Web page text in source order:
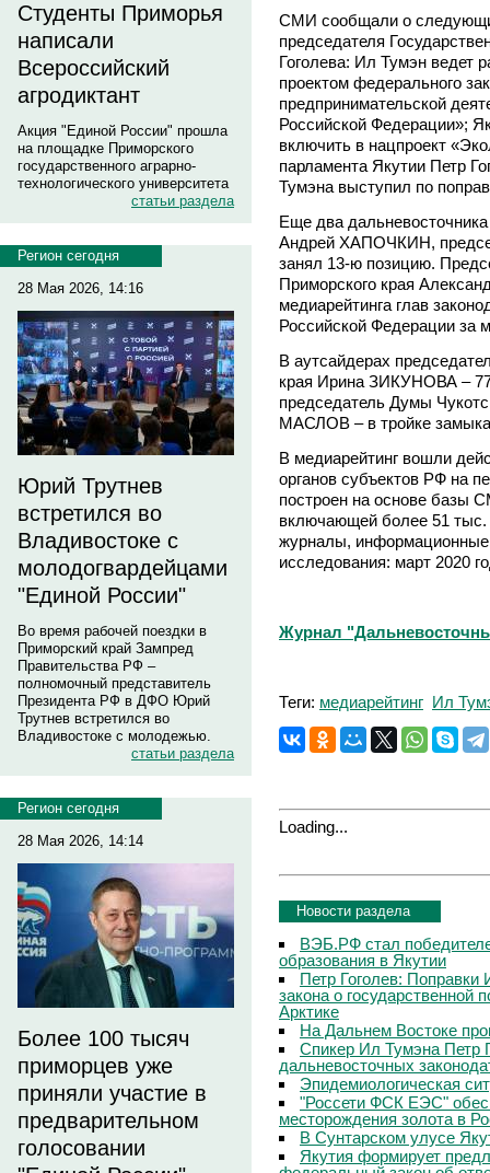
Студенты Приморья
написали
Всероссийский
агродиктант
Акция "Единой России" прошла
на площадке Приморского
государственного аграрно-
технологического университета
статьи раздела
Регион сегодня
28 Мая 2026, 14:16
Юрий Трутнев
встретился во
Владивостоке с
молодогвардейцами
"Единой России"
Во время рабочей поездки в
Приморский край Зампред
Правительства РФ –
полномочный представитель
Президента РФ в ДФО Юрий
Трутнев встретился во
Владивостоке с молодежью.
статьи раздела
Регион сегодня
28 Мая 2026, 14:14
Более 100 тысяч
приморцев уже
приняли участие в
предварительном
голосовании
СМИ сообщали о
председателя
Гоголева: Ил Тумэн ведет
проектом федерального
предпринимательской
Российской Федерации»;
включить в нацпроект
парламента Якутии Петр
Тумэна выступил по
Еще два
Андрей ХАПОЧКИН,
занял 13-ю позицию.
Приморского края
медиарейтинга глав
Российской Федерации за
В аутсайдерах
края Ирина ЗИКУНОВА –
председатель Думы
МАСЛОВ – в тройке
В медиарейтинг вошли
органов субъектов РФ на
построен на основе базы
включающей более 51 тыс.
журналы,
исследования: март 2020
Журнал
Теги: медиарейтинг Ил
Loading...
Новости раздела
ВЭБ.РФ стал
образования в Якутии
Петр Гоголев:
закона о государственной
Арктике
На Дальнем Востоке
Спикер Ил Тумэна Петр
дальневосточных
Эпидемиологическая
"Россети ФСК ЕЭС"
месторождения золота в
В Сунтарском улусе
Якутия формирует